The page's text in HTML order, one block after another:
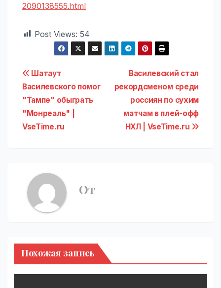
2090138555.html
Post Views: 54
Навигация
по
записям
Василевский стал
рекордсменом среди
россиян по сухим
матчам в плей-офф
НХЛ | VseTime.ru
Шатаут
Василевского помог
"Тампе" обыграть
"Монреаль" |
VseTime.ru
От
Похожая запись